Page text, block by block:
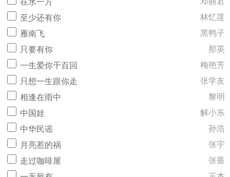
在水一方
至少还有你
林忆莲
雁南飞
黑鸭子
只要有你
那英
一生爱你千百回
梅艳芳
只想一生跟你走
张学友
相逢在雨中
黎明
中国娃
解小东
中华民谣
孙浩
月亮惹的祸
张宇
走过咖啡屋
张蔷